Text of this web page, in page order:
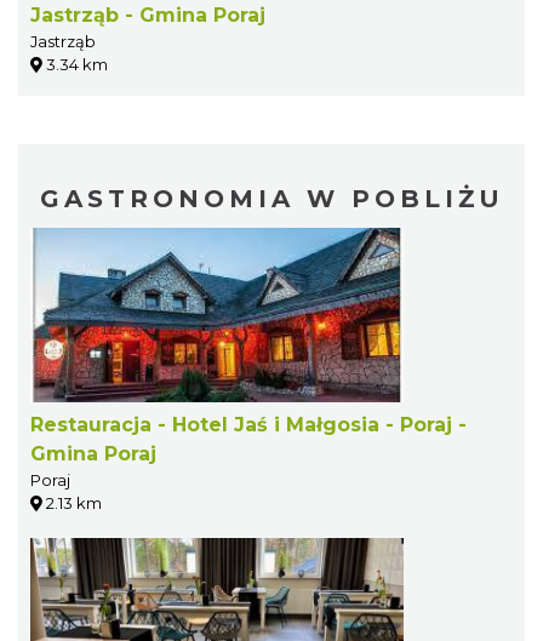
Jastrząb - Gmina Poraj
Jastrząb
3.34 km
GASTRONOMIA W POBLIŻU
Restauracja - Hotel Jaś i Małgosia - Poraj -
Gmina Poraj
Poraj
2.13 km